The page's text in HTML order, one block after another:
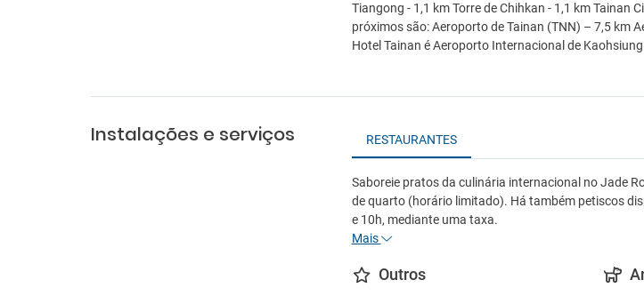
Tiangong - 1,1 km Torre de Chihkan - 1,1 km Tainan
próximos são: Aeroporto de Tainan (TNN) – 7,5 km
Hotel Tainan é Aeroporto Internacional de
Instalações e serviços RESTAURANTES
Saboreie pratos da culinária internacional no Jade
de quarto (horário limitado). Há também petiscos
e 10h, mediante uma taxa.
Mais
Outros